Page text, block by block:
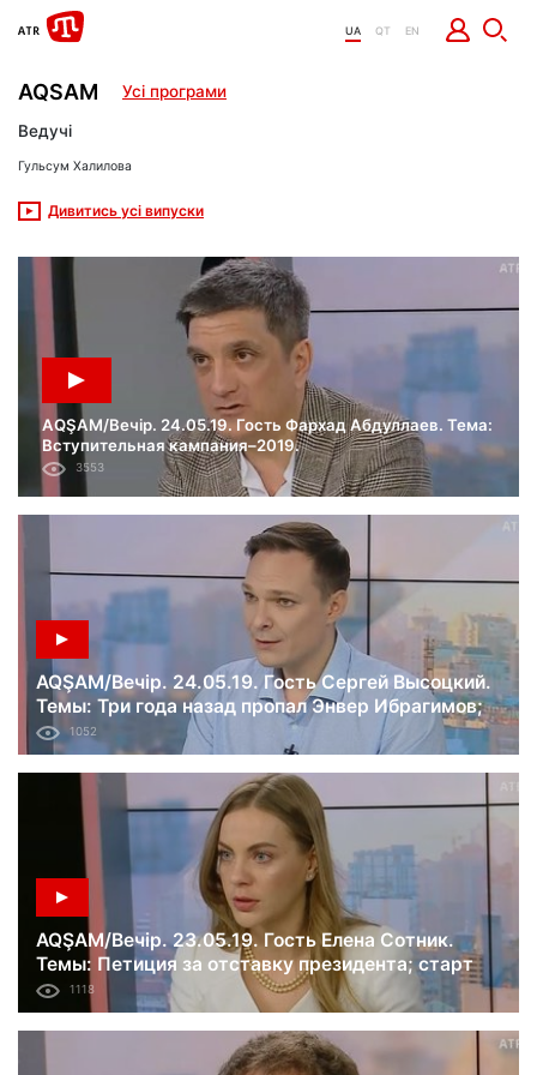
UA QT EN
AQSAM Усі програми
AQŞAM/Вечір. 24.05.19. Гость Фархад Абдуллаев. Тема:
Вступительная кампания–2019.
3553
AQŞAM/Вечір. 24.05.19. Гость Сергей Высоцкий.
Темы: Три года назад пропал Энвер Ибрагимов;
роспуск Рады и старт досрочных выборов;
новые рейтинги партий.
1052
AQŞAM/Вечір. 23.05.19. Гость Елена Сотник.
Темы: Петиция за отставку президента; старт
избирательной кампании в Раду; предложение о
референдуме относительно диалога с Россией.
1118
Ведучі
Гульсум Халилова
Дивитись усі випуски